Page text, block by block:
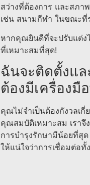
สว่างที่ต้องการ และสภา
เช่น สนามกีฬา ในขณะที่
หากคุณยินดีที่จะปรับแต่ง
ที่เหมาะสมที่สุด!
ฉันจะติดตั้งแล
ต้องมีเครื่องมื
คุณไม่จําเป็นต้องกังวลเ
คุณสมบัติเหมาะสม เราจึ
การบํารุงรักษามีน้อยที่สุด
ให้แน่ใจว่าการเชื่อมต่อ